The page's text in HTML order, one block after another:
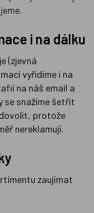
i na dálku
(zjevná
vyřídíme i na
na náš email a
se snažíme šetřit
dovolit, protože
nereklamují.
zaujímat